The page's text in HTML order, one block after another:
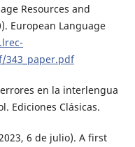
Resources and
European Language
en la interlengua
Ediciones Clásicas.
6 de julio). A first